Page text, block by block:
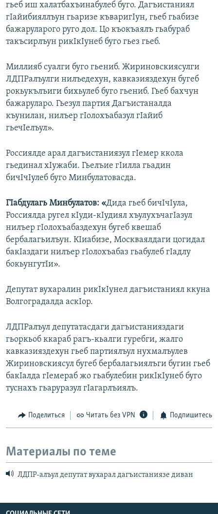
гьеб иш халатбахъинабулеб буго. Дагъистаниял
гIайибияллъун гьаризе къваригIун, гьеб гьабизе
бажаруларого руго дол. Цо къокъаялъ гьабураб
такъсирлъун рикIкIунеб буго гьез гьеб.
Миллияб суалги буго гьениб. Жириновскиясулги
ЛДПРалъулги нилъедехун, кавказияздехун бугеб
рокьукълъиги бихьулеб буго гьениб. Гьеб бахчун
бажаруларо. Гьезул партия Дагъистаналда
къунилан, нилъер гIолохъабазул гIайиб
гьечIелъул».
Россиялде арал дагъистаниязул гIемер ккола
гьединал хIужаби. Гьелъие гIилла гьадин
бичIчIулеб буго Минбулатовасда.
ГIабдулагь Минбулатов: «Дида гьеб бичIчIула,
Россиялда ругел кIуди-кIудиял хъулухъчагIазул
нилъер гIолохъабаздехун бугеб квешаб
бербалагьилъун. КIиабизе, Москваялдаги цогидал
бакIаздаги нилъер гIолохъабаз гьабулеб гIадлу
бокьунгутIи».
Депутат вухаралин рикIкIунел дагъистаниял ккуна
Волгоградалда аскIор.
ЛДПРалъул депутатасдаги дагъистанияздаги
гьоркьоб ккараб рагъ-кьалги гуребги, жалго
кавказияздехун гьеб партиялъул нухмалъулев
Жириновскиясул бугеб бербалагьиялъги бугин гьеб
бакIалда гIемераб жо гьабулебин рикIкIунеб буго
туснахъ гьаруразул гIагарлъиялъ.
Поделиться Читать без VPN Подпишитесь
Материалы по теме
ЛДПР-алъул депутат вухарал дагъистаниязе диван